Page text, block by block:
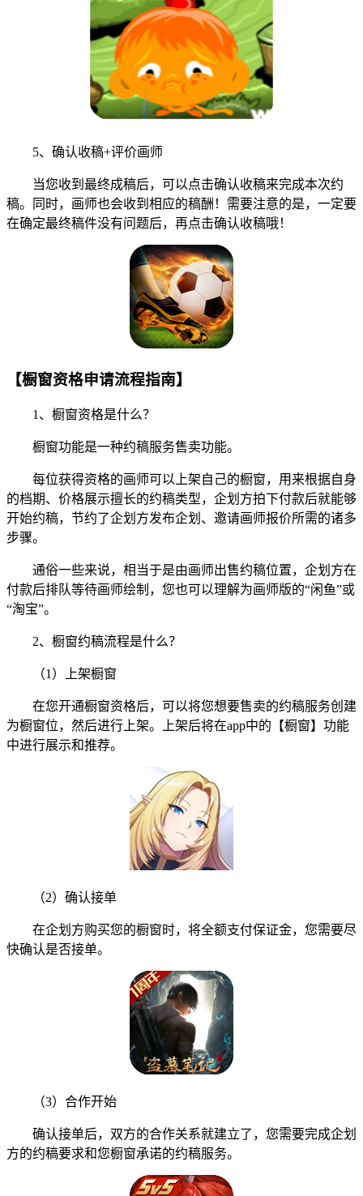
5、确认收稿+评价画师
当您收到最终成稿后，可以点击确认收稿来完成本次约
稿。同时，画师也会收到相应的稿酬！需要注意的是，一定要
在确定最终稿件没有问题后，再点击确认收稿哦！
【橱窗资格申请流程指南】
1、橱窗资格是什么？
橱窗功能是一种约稿服务售卖功能。
每位获得资格的画师可以上架自己的橱窗，用来根据自身
的档期、价格展示擅长的约稿类型，企划方拍下付款后就能够
开始约稿，节约了企划方发布企划、邀请画师报价所需的诸多
步骤。
通俗一些来说，相当于是由画师出售约稿位置，企划方在
付款后排队等待画师绘制，您也可以理解为画师版的“闲鱼”或
“淘宝”。
2、橱窗约稿流程是什么？
（1）上架橱窗
在您开通橱窗资格后，可以将您想要售卖的约稿服务创建
为橱窗位，然后进行上架。上架后将在app中的【橱窗】功能
中进行展示和推荐。
（2）确认接单
在企划方购买您的橱窗时，将全额支付保证金，您需要尽
快确认是否接单。
（3）合作开始
确认接单后，双方的合作关系就建立了，您需要完成企划
方的约稿要求和您橱窗承诺的约稿服务。